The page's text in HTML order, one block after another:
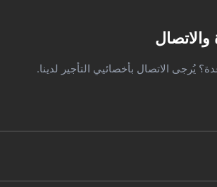
والاتصال
يُرجى الاتصال بأخصائيي التأجير لدينا.